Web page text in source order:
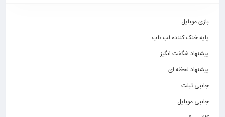
بازی موبایل
پایه خنک کننده لپ تاپ
پیشنهاد شگفت انگیز
پیشنهاد لحظه ای
جانبی تبلت
جانبی موبایل